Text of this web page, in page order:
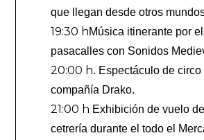
que llegan desde otros
19:30 hMúsica itinerante por
pasacalles con Sonidos
20:00 h. Espectáculo de
compañía Drako.
21:00 h Exhibición de vuelo
cetrería durante el todo el